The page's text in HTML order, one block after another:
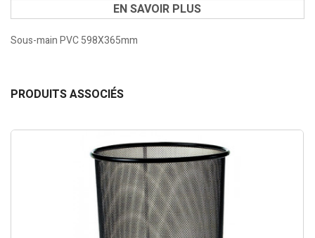
EN SAVOIR PLUS
Sous-main PVC 598X365mm
PRODUITS ASSOCIÉS